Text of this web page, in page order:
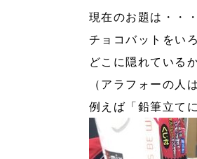
現在のお題は・・・
チョコバットをい
どこに隠れている
（アラフォーの
例えば「鉛筆立て